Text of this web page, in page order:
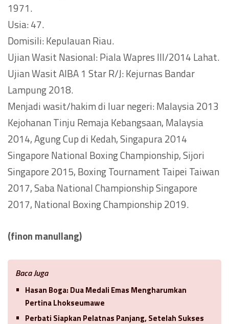
1971.
Usia: 47.
Domisili: Kepulauan Riau.
Ujian Wasit Nasional: Piala Wapres III/2014 Lahat.
Ujian Wasit AIBA 1 Star R/J: Kejurnas Bandar
Lampung 2018.
Menjadi wasit/hakim di luar negeri: Malaysia 2013
Kejohanan Tinju Remaja Kebangsaan, Malaysia
2014, Agung Cup di Kedah, Singapura 2014
Singapore National Boxing Championship, Sijori
Singapore 2015, Boxing Tournament Taipei Taiwan
2017, Saba National Championship Singapore
2017, National Boxing Championship 2019.
(finon manullang)
Baca Juga
Hasan Boga: Dua Medali Emas Mengharumkan
Pertina Lhokseumawe
Perbati Siapkan Pelatnas Panjang, Setelah Sukses